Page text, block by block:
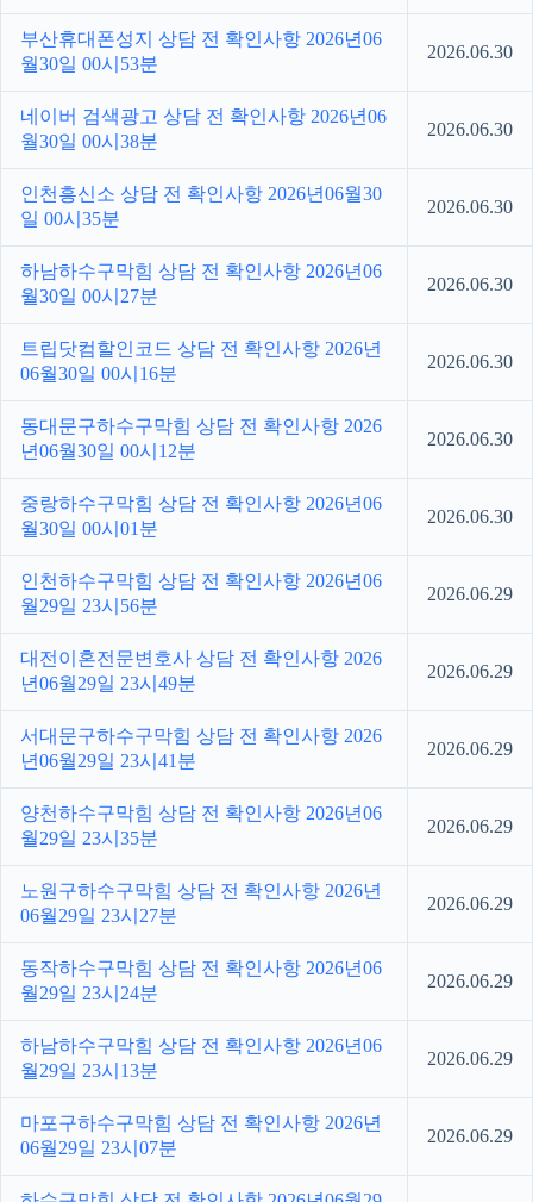
부산휴대폰성지 상담 전 확인사항 2026년06
월30일 00시53분
2026.06.30
네이버 검색광고 상담 전 확인사항 2026년06
월30일 00시38분
2026.06.30
인천흥신소 상담 전 확인사항 2026년06월30
일 00시35분
2026.06.30
하남하수구막힘 상담 전 확인사항 2026년06
월30일 00시27분
2026.06.30
트립닷컴할인코드 상담 전 확인사항 2026년
06월30일 00시16분
2026.06.30
동대문구하수구막힘 상담 전 확인사항 2026
년06월30일 00시12분
2026.06.30
중랑하수구막힘 상담 전 확인사항 2026년06
월30일 00시01분
2026.06.30
인천하수구막힘 상담 전 확인사항 2026년06
월29일 23시56분
2026.06.29
대전이혼전문변호사 상담 전 확인사항 2026
년06월29일 23시49분
2026.06.29
서대문구하수구막힘 상담 전 확인사항 2026
년06월29일 23시41분
2026.06.29
양천하수구막힘 상담 전 확인사항 2026년06
월29일 23시35분
2026.06.29
노원구하수구막힘 상담 전 확인사항 2026년
06월29일 23시27분
2026.06.29
동작하수구막힘 상담 전 확인사항 2026년06
월29일 23시24분
2026.06.29
하남하수구막힘 상담 전 확인사항 2026년06
월29일 23시13분
2026.06.29
마포구하수구막힘 상담 전 확인사항 2026년
06월29일 23시07분
2026.06.29